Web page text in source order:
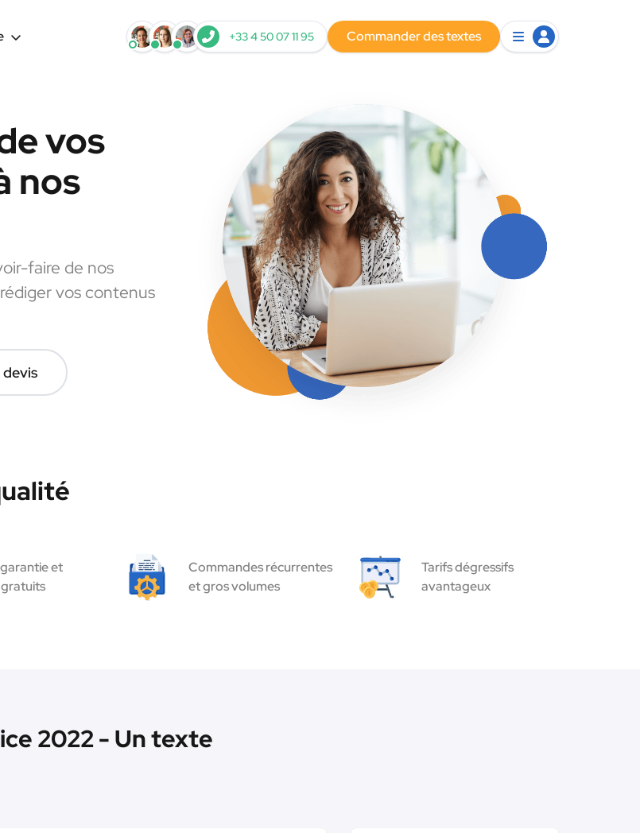
+33 4 50 07 11 95 Commander des textes
vos
nos
faire de nos
vos contenus
devis
et
Commandes récurrentes
et gros volumes
Tarifs dégressifs
avantageux
2022 - Un texte